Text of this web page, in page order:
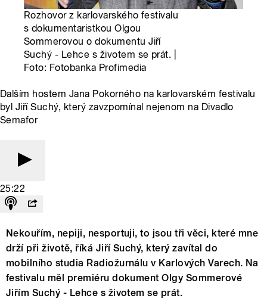
Rozhovor z karlovarského festivalu
s dokumentaristkou Olgou
Sommerovou o dokumentu Jiří
Suchý - Lehce s životem se prát. |
Foto: Fotobanka Profimedia
Dalším hostem Jana Pokorného na karlovarském festivalu
byl Jiří Suchý, který zavzpomínal nejenom na Divadlo
Semafor
25:22
Nekouřím, nepiji, nesportuji, to jsou tři věci, které mne
drží při životě, říká Jiří Suchý, který zavítal do
mobilního studia Radiožurnálu v Karlových Varech. Na
festivalu měl premiéru dokument Olgy Sommerové
Jiřím Suchý - Lehce s životem se prát.